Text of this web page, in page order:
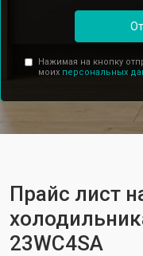
Нажимая на кнопку
моих персональных
Прайс лист
23WC4SA